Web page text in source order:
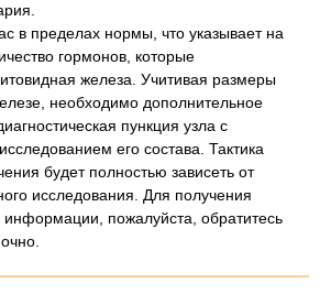
в пределах нормы, что указывает на
гормонов, которые
железа. Учитивая размеры
необходимо дополнительное
пункция узла с
его состава. Тактика
будет полностью зависеть от
исследования. Для получения
пожалуйста, обратитесь